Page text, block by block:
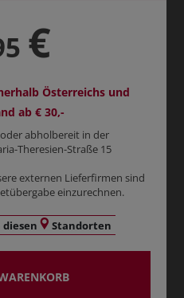
€
Österreichs und
ab € 30,-
abholbereit in der
Theresien-Straße 15
externen Lieferfirmen sind
einzurechnen.
diesen Standorten